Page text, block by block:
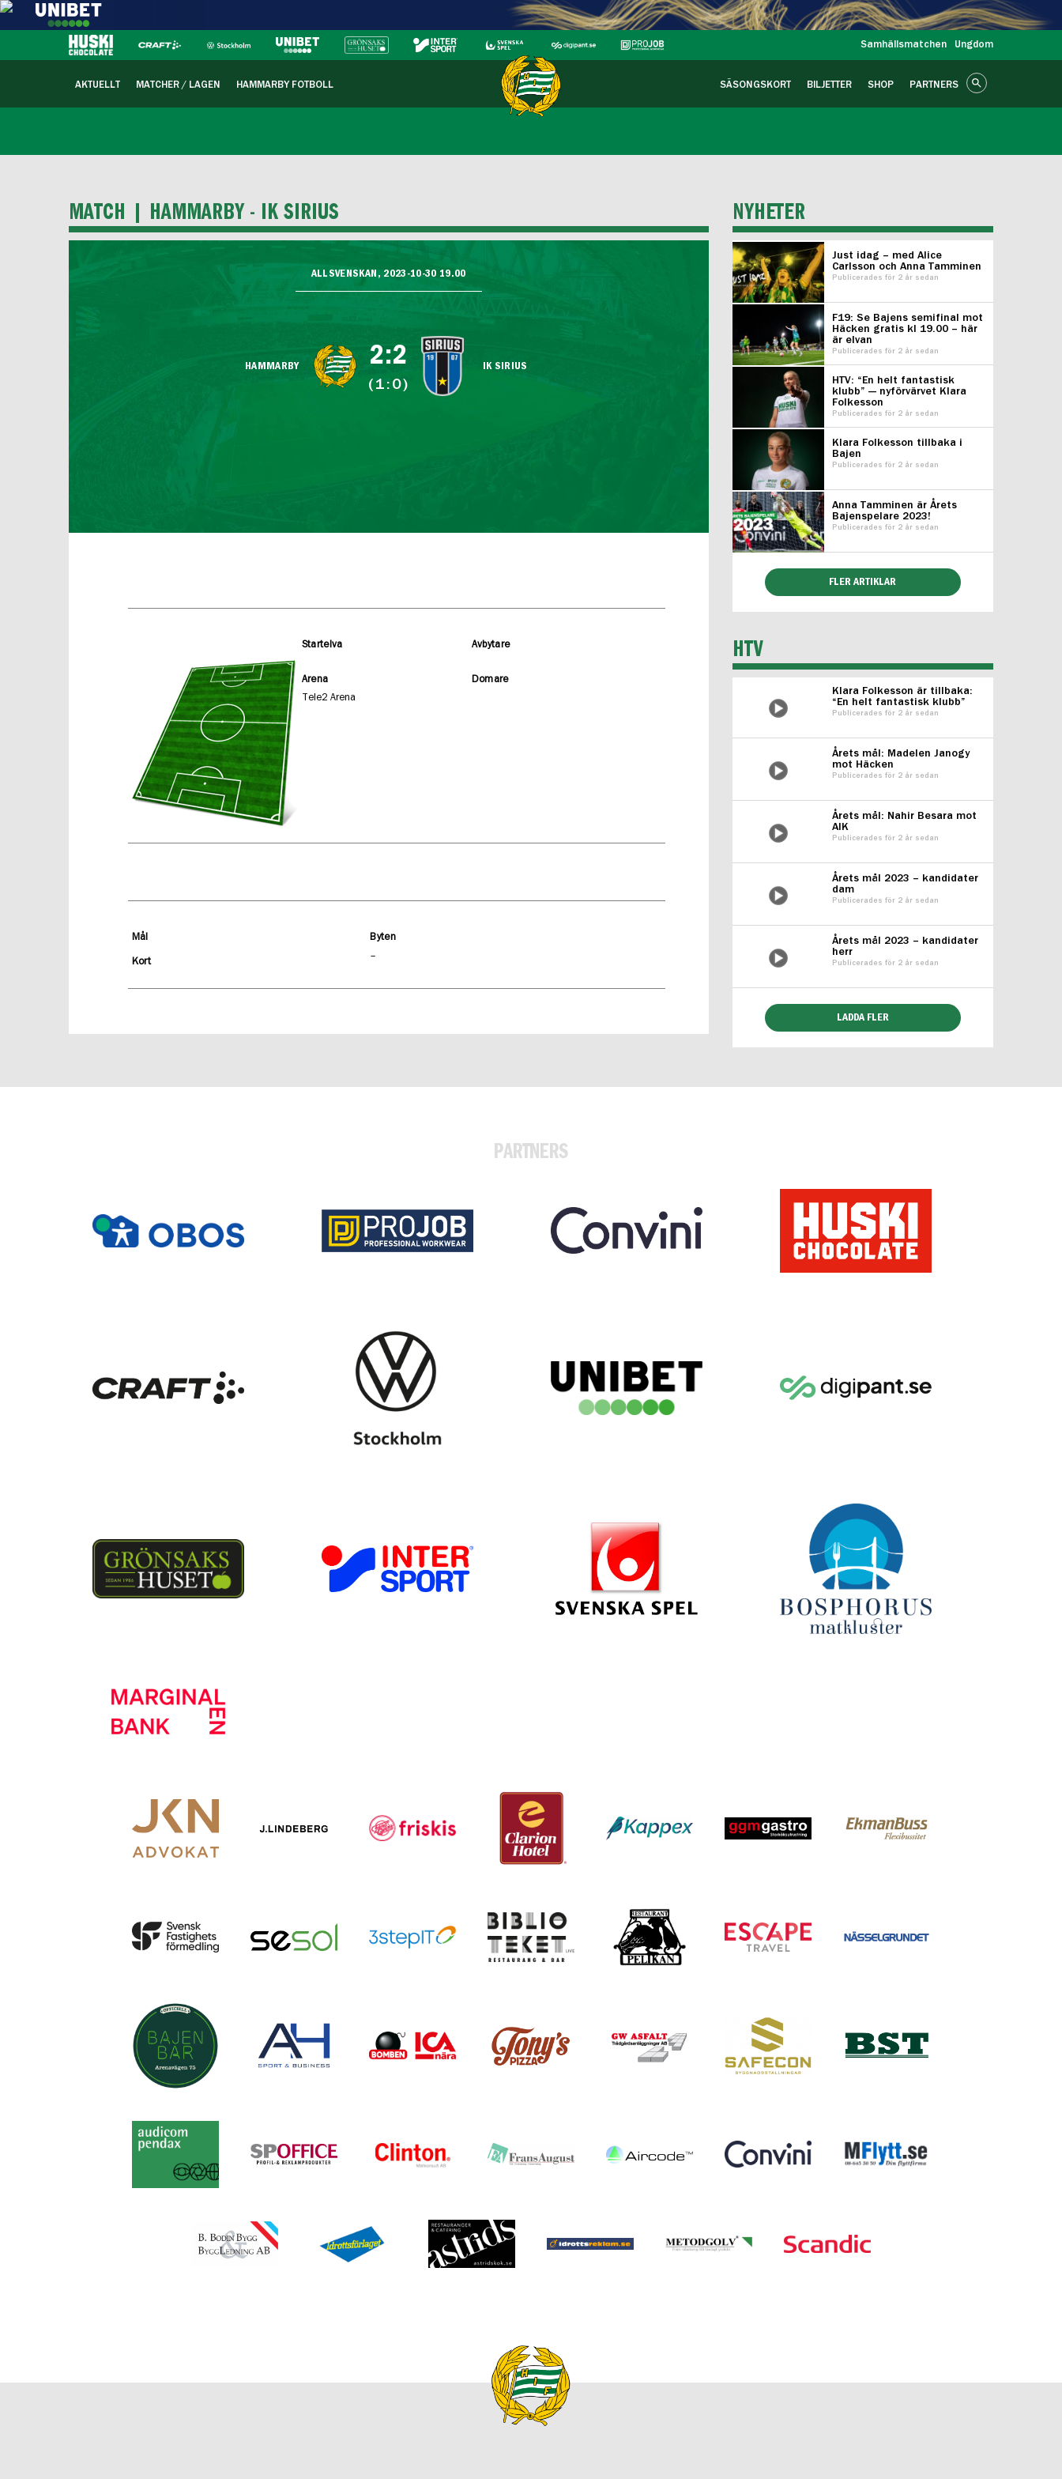
Samhällsmatchen Ungdom
AKTUELLT MATCHER / LAGEN HAMMARBY FOTBOLL SÄSONGSKORT BILJETTER SHOP PARTNERS
MATCH | HAMMARBY - IK SIRIUS
ALLSVENSKAN, 2023-10-30 19.00
HAMMARBY 2:2
(1:0)
IK SIRIUS
Startelva
Arena
Tele2 Arena
Avbytare
Domare
Mål
Kort
Byten
–
NYHETER
Just idag – med Alice
Carlsson och Anna Tamminen
Publicerades för 2 år sedan
F19: Se Bajens semifinal mot
Häcken gratis kl 19.00 – här
är elvan
Publicerades för 2 år sedan
HTV: “En helt fantastisk
klubb” — nyförvärvet Klara
Folkesson
Publicerades för 2 år sedan
Klara Folkesson tillbaka i
Bajen
Publicerades för 2 år sedan
Anna Tamminen är Årets
Bajenspelare 2023!
Publicerades för 2 år sedan
FLER ARTIKLAR
HTV
Klara Folkesson är tillbaka:
“En helt fantastisk klubb”
Publicerades för 2 år sedan
Årets mål: Madelen Janogy
mot Häcken
Publicerades för 2 år sedan
Årets mål: Nahir Besara mot
AIK
Publicerades för 2 år sedan
Årets mål 2023 – kandidater
dam
Publicerades för 2 år sedan
Årets mål 2023 – kandidater
herr
Publicerades för 2 år sedan
LADDA FLER
PARTNERS